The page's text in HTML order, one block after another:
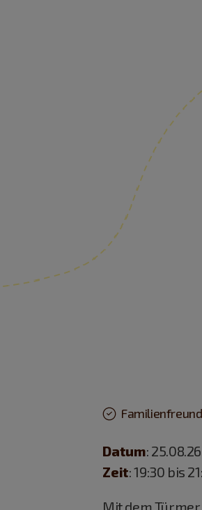
Datum: 25.08.26
Zeit: 19:30 bis
Mit dem